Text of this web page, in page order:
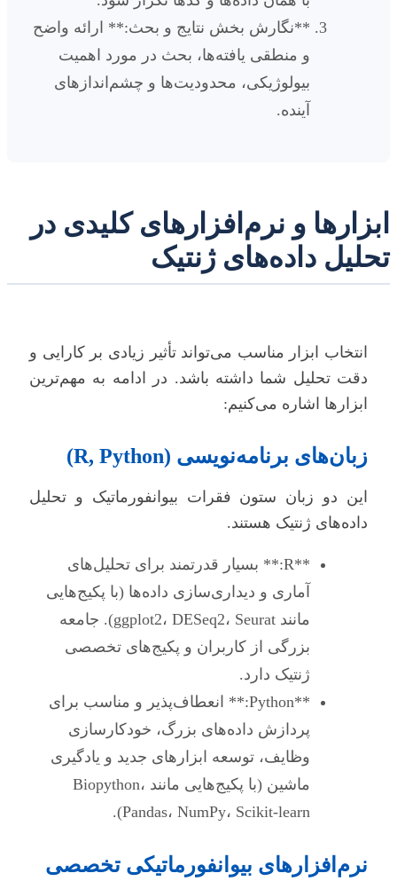
**نگارش بخش نتایج و بحث:** ارائه واضح
و منطقی یافته‌ها، بحث در مورد اهمیت
بیولوژیکی، محدودیت‌ها و چشم‌اندازهای
آینده.
ابزارها و نرم‌افزارهای کلیدی در
تحلیل داده‌های ژنتیک
انتخاب ابزار مناسب می‌تواند تأثیر زیادی بر کارایی و
دقت تحلیل شما داشته باشد. در ادامه به مهم‌ترین
ابزارها اشاره می‌کنیم:
زبان‌های برنامه‌نویسی (R, Python)
این دو زبان ستون فقرات بیوانفورماتیک و تحلیل
داده‌های ژنتیک هستند.
**R:** بسیار قدرتمند برای تحلیل‌های
آماری و دیداری‌سازی داده‌ها (با پکیج‌هایی
مانند ggplot2، DESeq2، Seurat). جامعه
بزرگی از کاربران و پکیج‌های تخصصی
ژنتیک دارد.
**Python:** انعطاف‌پذیر و مناسب برای
پردازش داده‌های بزرگ، خودکارسازی
وظایف، توسعه ابزارهای جدید و یادگیری
ماشین (با پکیج‌هایی مانند Biopython،
Pandas، NumPy، Scikit-learn).
نرم‌افزارهای بیوانفورماتیکی تخصصی